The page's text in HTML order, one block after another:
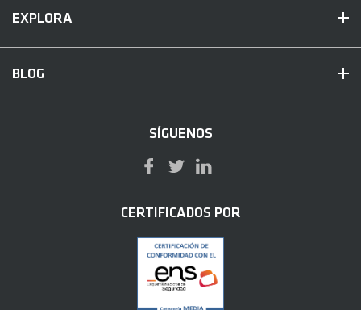
EXPLORA
BLOG
SÍGUENOS
CERTIFICADOS POR